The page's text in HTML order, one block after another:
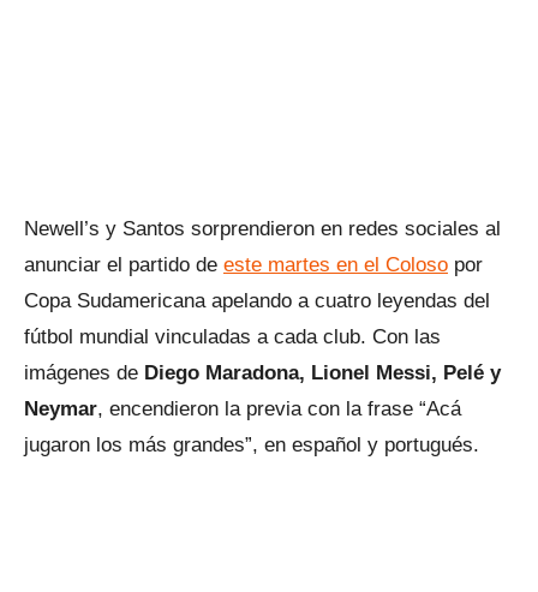
Newell’s y Santos sorprendieron en redes sociales al
anunciar el partido de este martes en el Coloso por
Copa Sudamericana apelando a cuatro leyendas del
fútbol mundial vinculadas a cada club. Con las
imágenes de Diego Maradona, Lionel Messi, Pelé y
Neymar, encendieron la previa con la frase “Acá
jugaron los más grandes”, en español y portugués.